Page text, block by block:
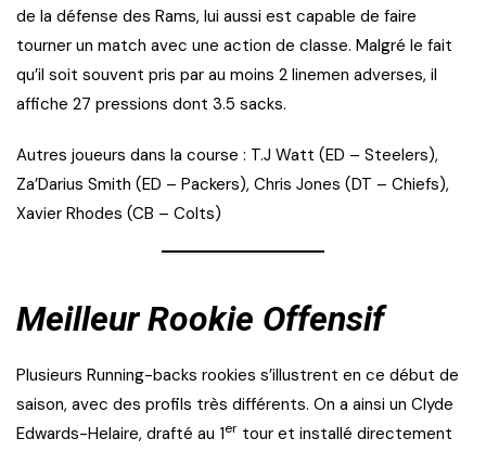
de la défense des Rams, lui aussi est capable de faire
tourner un match avec une action de classe. Malgré le fait
qu’il soit souvent pris par au moins 2 linemen adverses, il
affiche 27 pressions dont 3.5 sacks.
Autres joueurs dans la course : T.J Watt (ED – Steelers),
Za’Darius Smith (ED – Packers), Chris Jones (DT – Chiefs),
Xavier Rhodes (CB – Colts)
Meilleur Rookie Offensif
Plusieurs Running-backs rookies s’illustrent en ce début de
saison, avec des profils très différents. On a ainsi un Clyde
Edwards-Helaire, drafté au 1er tour et installé directement